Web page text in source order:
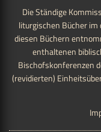
Die Ständige
liturgischen Bücher
diesen Büchern
enthaltenen
Bischofskonferenzen
(revidierten)